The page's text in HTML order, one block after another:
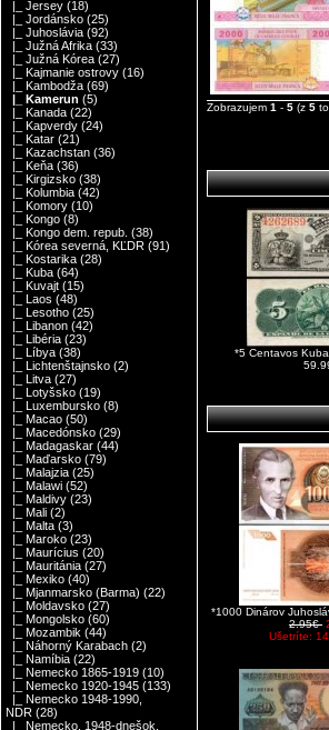
|_ Jersey (18)
|_ Jordánsko (25)
|_ Juhoslávia (92)
|_ Južná Afrika (33)
|_ Južná Kórea (27)
|_ Kajmanie ostrovy (16)
|_ Kambodža (69)
|_ Kamerun (5)
|_ Kanada (22)
|_ Kapverdy (24)
|_ Katar (21)
|_ Kazachstan (36)
|_ Keňa (36)
|_ Kirgizsko (38)
|_ Kolumbia (42)
|_ Komory (10)
|_ Kongo (8)
|_ Kongo dem. repub. (38)
|_ Kórea severná, KĽDR (91)
|_ Kostarika (28)
|_ Kuba (64)
|_ Kuvajt (15)
|_ Laos (48)
|_ Lesotho (25)
|_ Libanon (42)
|_ Libéria (23)
|_ Líbya (38)
|_ Lichtenštajnsko (2)
|_ Litva (27)
|_ Lotyšsko (19)
|_ Luxembursko (8)
|_ Macao (50)
|_ Macedónsko (29)
|_ Madagaskar (44)
|_ Maďarsko (79)
|_ Malajzia (25)
|_ Malawi (52)
|_ Maldivy (23)
|_ Mali (2)
|_ Malta (3)
|_ Maroko (23)
|_ Maurícius (20)
|_ Mauritánia (27)
|_ Mexiko (40)
|_ Mjanmarsko (Barma) (22)
|_ Moldavsko (27)
|_ Mongolsko (60)
|_ Mozambik (44)
|_ Náhorný Karabach (2)
|_ Namíbia (22)
|_ Nemecko 1865-1919 (10)
|_ Nemecko 1920-1945 (133)
|_ Nemecko 1948-1990,
NDR (28)
|_ Nemecko, 1948-dnešok,
Zobrazujem 1 - 5 (z 5
*5 Centavos
*1000 Dinárov
2.95€
Ušetríte: